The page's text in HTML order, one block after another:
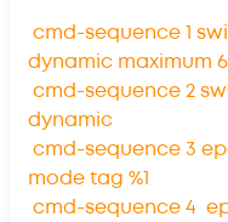
cmd-sequence 1
dynamic maximum 6
cmd-sequence 2
dynamic
cmd-sequence 3
mode tag %1
cmd-sequence 4